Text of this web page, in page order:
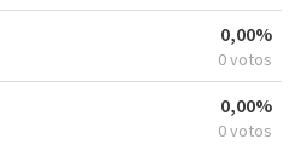
0,00%
0 votos
0,00%
0 votos